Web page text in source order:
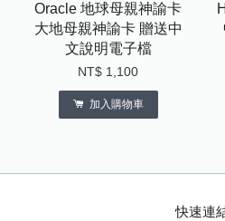
Oracle 地球母親神諭卡
大地母親神諭卡 贈送中
文說明電子檔
NT$ 1,100
加入購物車
快速連